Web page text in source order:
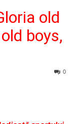
old
boys,
0